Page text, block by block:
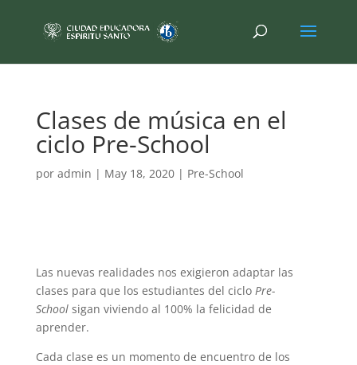
Clases de música en el
ciclo Pre-School
por admin | May 18, 2020| Pre-School
Las nuevas realidades nos exigieron adaptar las
clases para que los estudiantes del ciclo Pre-
School sigan viviendo al 100% la felicidad de
aprender.
Cada clase es un momento de encuentro de los